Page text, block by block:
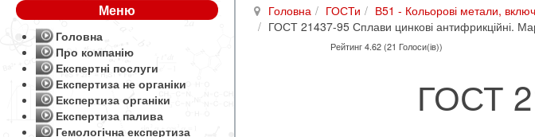
Головна ГОСТи
В51 - Кольорові метали,
ГОСТ 21437-95 Сплави цинкові антифрикційні.
Рейтинг 4.62 (21 Голоси(ів))
ГОСТ
Меню
Головна
Про компанію
Експертні послуги
Експертиза не органіки
Експертиза органіки
Експертиза палива
Гемологічна експертиза